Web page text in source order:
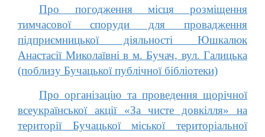
Про погодження місця розміщення
тимчасової споруди для провадження
підприємницької діяльності Юшкалюк
Анастасії Миколаївні в м. Бучач, вул. Галицька
(поблизу Бучацької публічної бібліотеки)
Про організацію та проведення щорічної
всеукраїнської акції «За чисте довкілля» на
території Бучацької міської територіальної